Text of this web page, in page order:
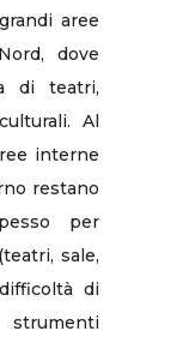
aree
dove
di teatri,
Al
interne
restano
per
sale,
di